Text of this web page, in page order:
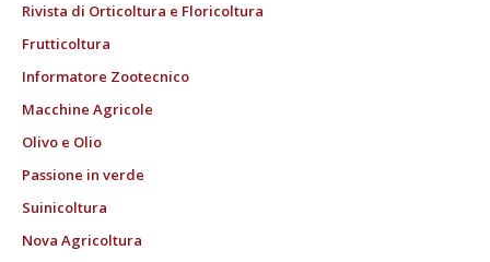
Rivista di Orticoltura e Floricoltura
Frutticoltura
Informatore Zootecnico
Macchine Agricole
Olivo e Olio
Passione in verde
Suinicoltura
Nova Agricoltura